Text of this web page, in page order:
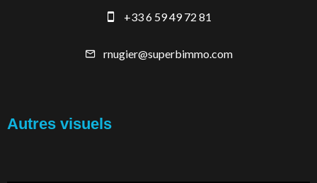
+33 6 59 49 72 81
rnugier@superbimmo.com
Autres visuels